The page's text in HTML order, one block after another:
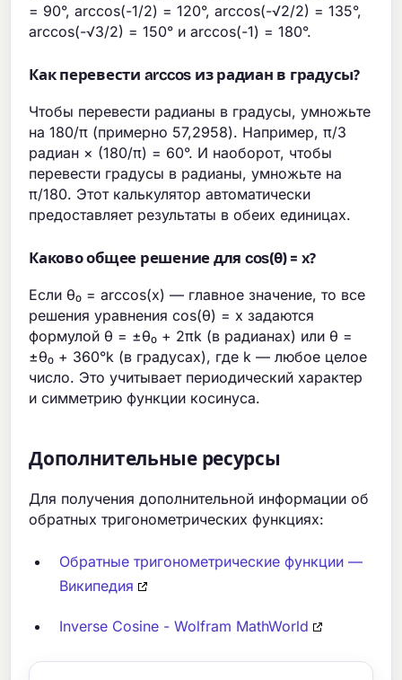
= 90°, arccos(-1/2) = 120°, arccos(-√2/2) = 135°,
arccos(-√3/2) = 150° и arccos(-1) = 180°.
Как перевести arccos из радиан в градусы?
Чтобы перевести радианы в градусы, умножьте
на 180/π (примерно 57,2958). Например, π/3
радиан × (180/π) = 60°. И наоборот, чтобы
перевести градусы в радианы, умножьте на
π/180. Этот калькулятор автоматически
предоставляет результаты в обеих единицах.
Каково общее решение для cos(θ) = x?
Если θ₀ = arccos(x) — главное значение, то все
решения уравнения cos(θ) = x задаются
формулой θ = ±θ₀ + 2πk (в радианах) или θ =
±θ₀ + 360°k (в градусах), где k — любое целое
число. Это учитывает периодический характер
и симметрию функции косинуса.
Дополнительные ресурсы
Для получения дополнительной информации об
обратных тригонометрических функциях:
Обратные тригонометрические функции —
Википедия
Inverse Cosine - Wolfram MathWorld